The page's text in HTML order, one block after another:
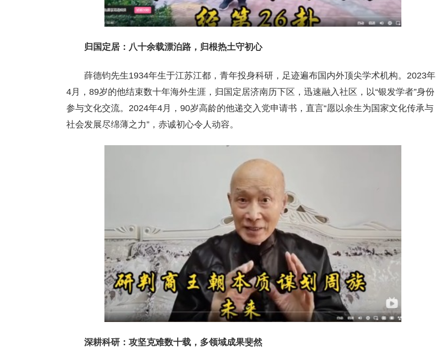
归国定居：八十余载漂泊路，归根热土守初心
薛德钧先生1934年生于江苏江都，青年投身科研，足迹遍布国内外顶尖学术机构。2023年
4月，89岁的他结束数十年海外生涯，归国定居济南历下区，迅速融入社区，以“银发学者”身份
参与文化交流。2024年4月，90岁高龄的他递交入党申请书，直言“愿以余生为国家文化传承与
社会发展尽绵薄之力”，赤诚初心令人动容。
深耕科研：攻坚克难数十载，多领域成果斐然